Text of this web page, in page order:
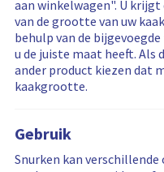
g
m
o
r
e
r
v
i
e
s
a
r
e
f
i
t
e
r
s
f
i
l
t
e
n
g
aan winkelwagen". U
van de grootte van uw
behulp van de
u de juiste maat heeft. Als
ander product kiezen dat
kaakgrootte.
Gebruik
Snurken kan